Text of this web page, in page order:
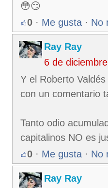
😳😏
0 · Me gusta · No
Ray Ray
6 de
Y el Roberto
con un comentario
Tanto odio
capitalinos NO es
0 · Me gusta · No
Ray Ray